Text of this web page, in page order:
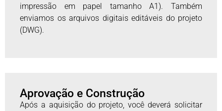
impressão em papel tamanho A1). Também
enviamos os arquivos digitais editáveis do projeto
(DWG).
Aprovação e Construção
Após a aquisição do projeto, você deverá solicitar